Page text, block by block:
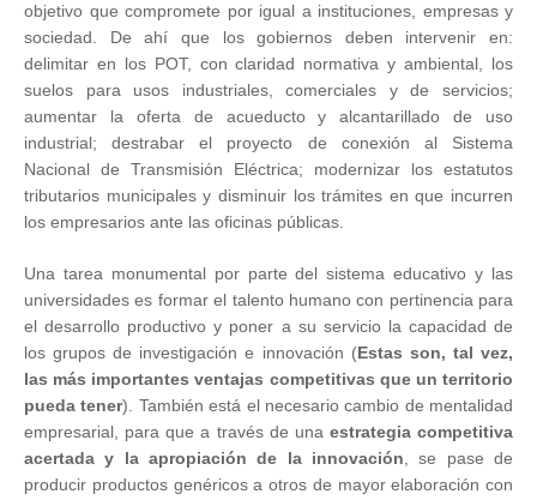
objetivo que compromete por igual a instituciones, empresas y
sociedad. De ahí que los gobiernos deben intervenir en:
delimitar en los POT, con claridad normativa y ambiental, los
suelos para usos industriales, comerciales y de servicios;
aumentar la oferta de acueducto y alcantarillado de uso
industrial; destrabar el proyecto de conexión al Sistema
Nacional de Transmisión Eléctrica; modernizar los estatutos
tributarios municipales y disminuir los trámites en que incurren
los empresarios ante las oficinas públicas.
Una tarea monumental por parte del sistema educativo y las
universidades es formar el talento humano con pertinencia para
el desarrollo productivo y poner a su servicio la capacidad de
los grupos de investigación e innovación (Estas son, tal vez,
las más importantes ventajas competitivas que un territorio
pueda tener). También está el necesario cambio de mentalidad
empresarial, para que a través de una estrategia competitiva
acertada y la apropiación de la innovación , se pase de
producir productos genéricos a otros de mayor elaboración con